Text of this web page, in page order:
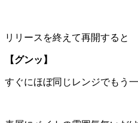
リリースを終えて再開すると
【グンッ】
すぐにほぼ同じレンジでもう